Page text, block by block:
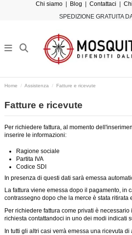
Chi siamo Blog Contattaci
SPEDIZIONE GRATUITA
Home Assistenza Fatture e ricevute
Fatture e ricevute
Per richiedere fattura, al momento
inserire le informazioni:
Ragione sociale
Partita IVA
Codice SDI
In presenza di questi dati sarà emessa
La fattura viene emessa dopo il pagamento, in
contrassegno dopo che la merce è stata ritirata
Per richiedere fattura come privati è
richiesta contattandoci in uno dei modi indicati
In tutti gli altri casi verrà emessa una ricevuta di